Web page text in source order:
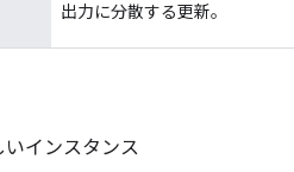
出力に分散する更新。
いインスタンス